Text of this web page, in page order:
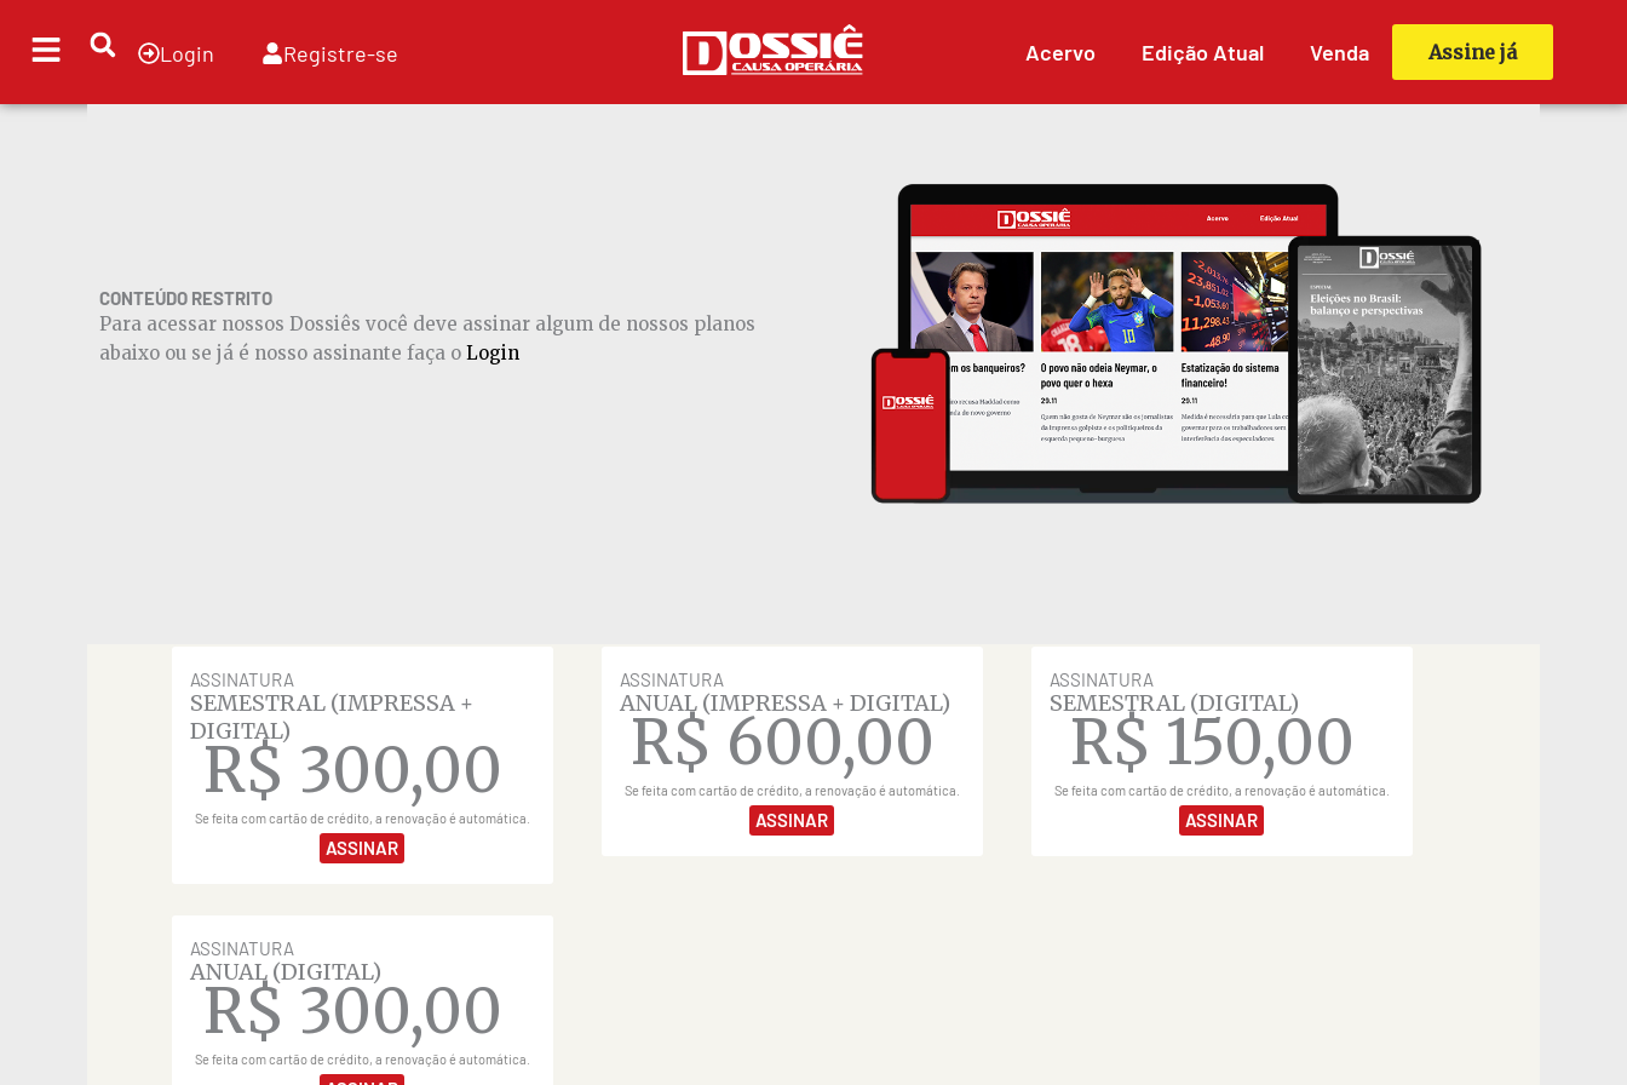
para
conteúdo
Login Registre-se Acervo Edição Atual Venda Assine já
CONTEÚDO RESTRITO
Para acessar nossos Dossiês você deve assinar algum de nossos planos
abaixo ou se já é nosso assinante faça o Login
ASSINATURA
SEMESTRAL (IMPRESSA +
DIGITAL)
R$ 300,00
Se feita com cartão de crédito, a renovação é automática.
ASSINAR
ASSINATURA
ANUAL (IMPRESSA + DIGITAL)
R$ 600,00
Se feita com cartão de crédito, a renovação é automática.
ASSINAR
ASSINATURA
SEMESTRAL (DIGITAL)
R$ 150,00
Se feita com cartão de crédito, a renovação é automática.
ASSINAR
ASSINATURA
ANUAL (DIGITAL)
R$ 300,00
Se feita com cartão de crédito, a renovação é automática.